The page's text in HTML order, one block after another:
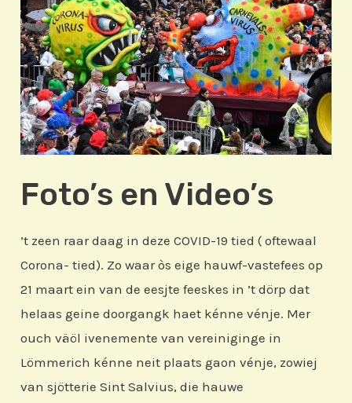
Foto’s en Video’s
’t zeen raar daag in deze COVID-19 tied ( oftewaal
Corona- tied). Zo waar òs eige hauwf-vastefees op
21 maart ein van de eesjte feeskes in ’t dörp dat
helaas geine doorgangk haet kénne vénje. Mer
ouch väöl ivenemente van vereiniginge in
Lömmerich kénne neit plaats gaon vénje, zowiej
van sjötterie Sint Salvius, die hauwe